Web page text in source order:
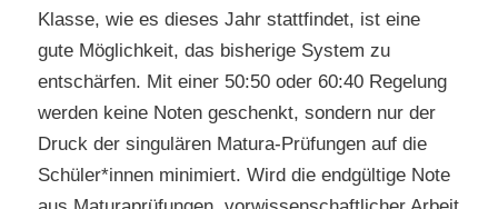
Klasse, wie es dieses Jahr stattfindet, ist eine
gute Möglichkeit, das bisherige System zu
entschärfen. Mit einer 50:50 oder 60:40 Regelung
werden keine Noten geschenkt, sondern nur der
Druck der singulären Matura-Prüfungen auf die
Schüler*innen minimiert. Wird die endgültige Note